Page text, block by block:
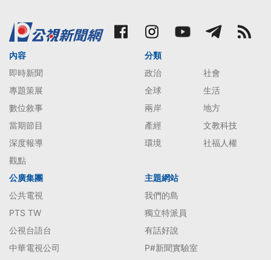
內容
即時新聞
專題策展
數位敘事
當期節目
深度報導
觀點
分類
政治
社會
全球
生活
兩岸
地方
產經
文教科技
環境
社福人權
公廣集團
公共電視
PTS TW
公視台語台
中華電視公司
主題網站
我們的島
獨立特派員
有話好說
P#新聞實驗室